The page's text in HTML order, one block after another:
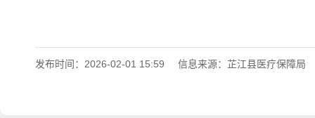
发布时间：2026-02-01 15:59 信息来源：芷江县医疗保障局